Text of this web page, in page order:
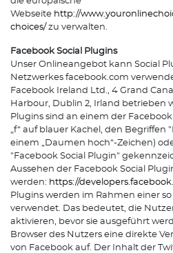
Webseite http://
choices/ zu verwalten.
Facebook Social Plugins
Unser Onlineangebot kann Social
Netzwerkes facebook.com
Facebook Ireland Ltd., 4 Grand
Harbour, Dublin 2, Irland betrieben
Plugins sind an einem der
„f“ auf blauer Kachel, den Begriffen
einem „Daumen hoch“-Zeichen)
"Facebook Social Plugin"
Aussehen der Facebook Social
werden: https://
Plugins werden im Rahmen einer
verwendet. Das bedeutet, die
aktivieren, bevor sie ausgeführt
Browser des Nutzers eine direkte
von Facebook auf. Der Inhalt der